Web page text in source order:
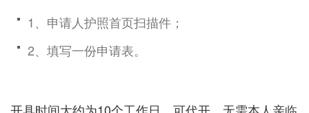
1、申请人护照首页扫描件；
2、填写一份申请表。